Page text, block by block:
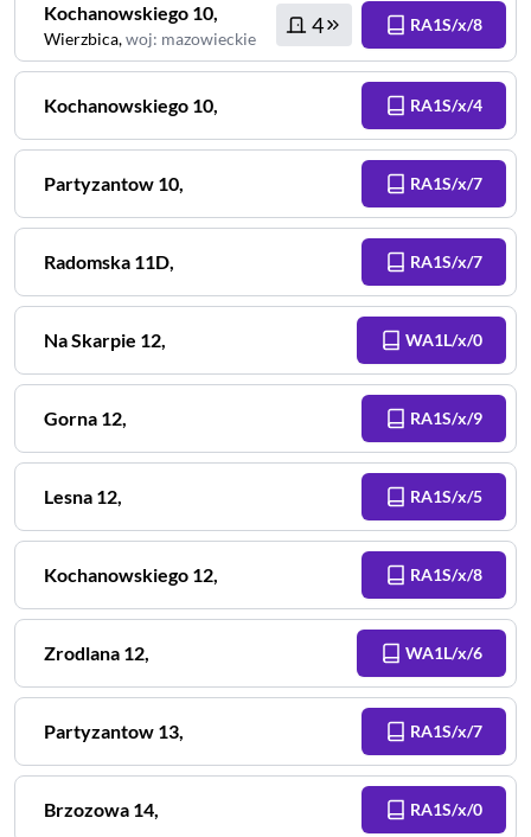
Kochanowskiego 10,
Wierzbica,woj: mazowieckie
4 RA1S/x/8
Kochanowskiego 10, RA1S/x/4
Partyzantow 10, RA1S/x/7
Radomska 11D, RA1S/x/7
Na Skarpie 12, WA1L/x/0
Gorna 12, RA1S/x/9
Lesna 12, RA1S/x/5
Kochanowskiego 12, RA1S/x/8
Zrodlana 12, WA1L/x/6
Partyzantow 13, RA1S/x/7
Brzozowa 14, RA1S/x/0